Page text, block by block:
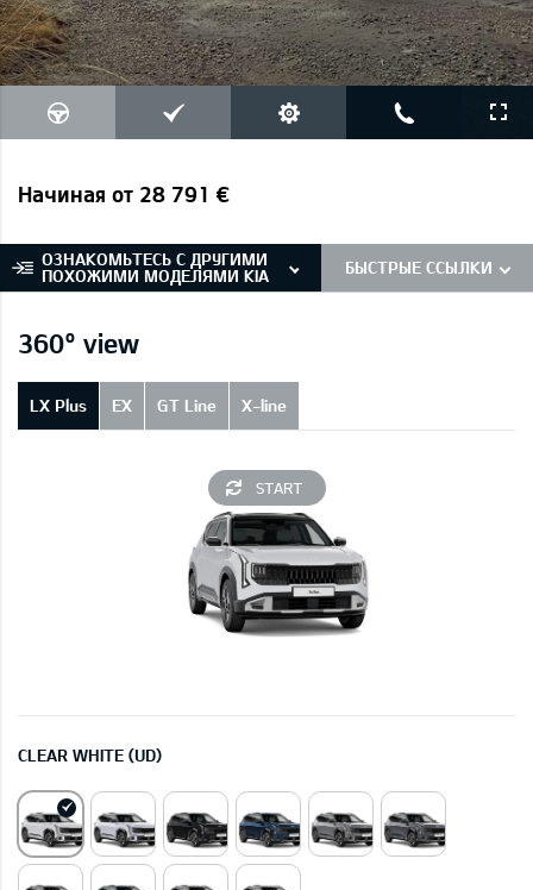
Начиная от 28 791 €
ОЗНАКОМЬТЕСЬ С ДРУГИМИ
ПОХОЖИМИ МОДЕЛЯМИ KIA
БЫСТРЫЕ ССЫЛКИ
360° view
LX Plus EX GT Line X-line
START
CLEAR WHITE (UD)